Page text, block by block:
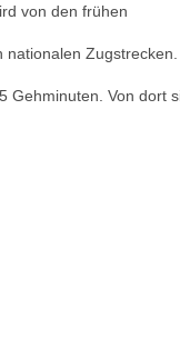
von den frühen
Zugstrecken.
Gehminuten. Von dort